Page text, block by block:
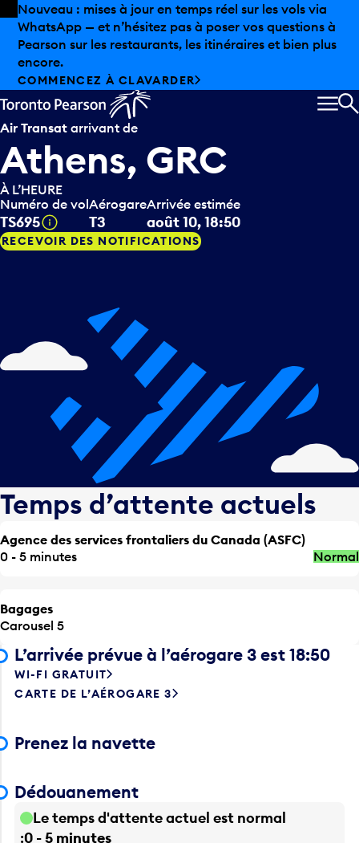
Skip to offers
Passer au contenu principal
Nouveau : mises à jour en temps réel sur les vols via
WhatsApp — et n’hésitez pas à poser vos questions à
Pearson sur les restaurants, les itinéraires et bien plus
encore.
COMMENCEZ À CLAVARDER
Air Transat arrivant de
Athens, GRC
À L’HEURE
Numéro de vol
TS695 Infobulle
Aérogare
T3
Arrivée estimée
août 10, 18:50
RECEVOIR DES NOTIFICATIONS
Temps d’attente actuels
Agence des services frontaliers du Canada (ASFC)
0 - 5 minutes
Normal
Bagages
Carousel 5
L’arrivée prévue à l’aérogare 3 est 18:50
WI-FI GRATUIT
CARTE DE L’AÉROGARE 3
Prenez la navette
Dédouanement
Le temps d'attente actuel est normal
0 - 5 minutes